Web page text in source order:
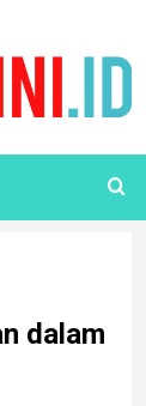
dalam